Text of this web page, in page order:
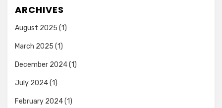
ARCHIVES
August 2025 (1)
March 2025 (1)
December 2024(1)
July 2024(1)
February 2024(1)